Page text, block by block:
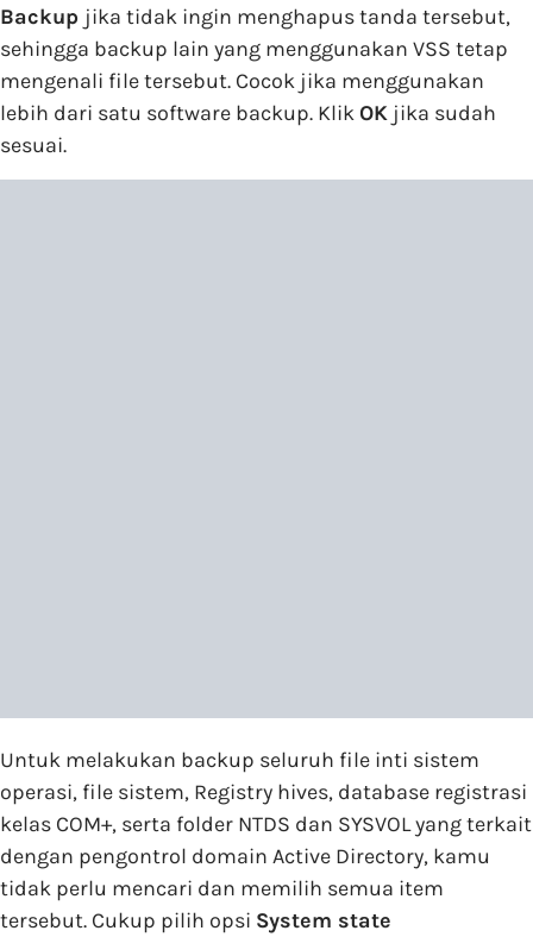
Backup jika tidak ingin menghapus tanda tersebut,
sehingga backup lain yang menggunakan VSS tetap
mengenali file tersebut. Cocok jika menggunakan
lebih dari satu software backup. KlikOK jika sudah
sesuai.
Untuk melakukan backup seluruh file inti sistem
operasi, file sistem, Registry hives, database registrasi
kelas COM+, serta folder NTDS dan SYSVOL yang terkait
dengan pengontrol domain Active Directory, kamu
tidak perlu mencari dan memilih semua item
tersebut. Cukup pilih opsi System state